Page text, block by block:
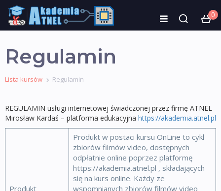
0
Regulamin
Lista kursów Regulamin
REGULAMIN usługi internetowej świadczonej przez firmę ATNEL
Mirosław Kardaś – platforma edukacyjna https://akademia.atnel.pl
Produkt
Produkt w postaci kursu OnLine to cykl
zbiorów filmów video, dostępnych
odpłatnie online poprzez platformę
https://akademia.atnel.pl , składających
się na kurs online. Każdy ze
wspomnianych zbiorów filmów video